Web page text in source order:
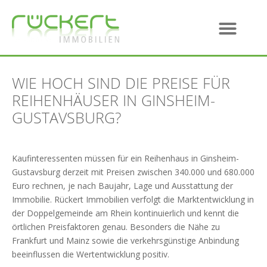
WIE HOCH SIND DIE PREISE FÜR
REIHENHÄUSER IN GINSHEIM-
GUSTAVSBURG?
Kaufinteressenten müssen für ein Reihenhaus in Ginsheim-
Gustavsburg derzeit mit Preisen zwischen 340.000 und 680.000
Euro rechnen, je nach Baujahr, Lage und Ausstattung der
Immobilie. Rückert Immobilien verfolgt die Marktentwicklung in
der Doppelgemeinde am Rhein kontinuierlich und kennt die
örtlichen Preisfaktoren genau. Besonders die Nähe zu
Frankfurt und Mainz sowie die verkehrsgünstige Anbindung
beeinflussen die Wertentwicklung positiv.